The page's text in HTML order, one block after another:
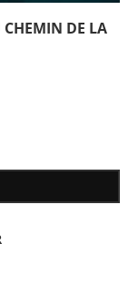
CHEMIN DE LA